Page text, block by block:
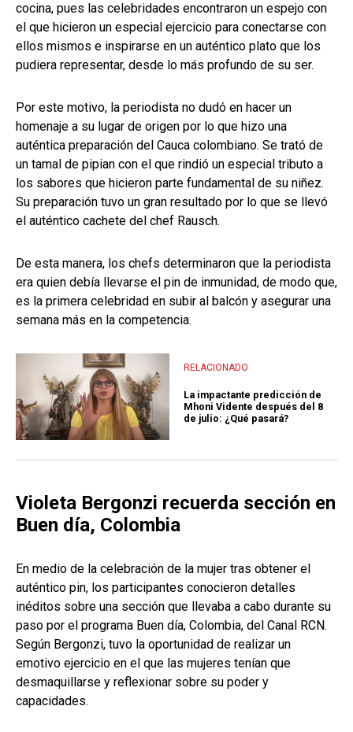
cocina, pues las celebridades encontraron un espejo con
el que hicieron un especial ejercicio para conectarse con
ellos mismos e inspirarse en un auténtico plato que los
pudiera representar, desde lo más profundo de su ser.
Por este motivo, la periodista no dudó en hacer un
homenaje a su lugar de origen por lo que hizo una
auténtica preparación del Cauca colombiano. Se trató de
un tamal de pipian con el que rindió un especial tributo a
los sabores que hicieron parte fundamental de su niñez.
Su preparación tuvo un gran resultado por lo que se llevó
el auténtico cachete del chef Rausch.
De esta manera, los chefs determinaron que la periodista
era quien debía llevarse el pin de inmunidad, de modo que,
es la primera celebridad en subir al balcón y asegurar una
semana más en la competencia.
RELACIONADO
La impactante predicción de
Mhoni Vidente después del 8
de julio: ¿Qué pasará?
Violeta Bergonzi recuerda sección en
Buen día, Colombia
En medio de la celebración de la mujer tras obtener el
auténtico pin, los participantes conocieron detalles
inéditos sobre una sección que llevaba a cabo durante su
paso por el programa Buen día, Colombia, del Canal RCN.
Según Bergonzi, tuvo la oportunidad de realizar un
emotivo ejercicio en el que las mujeres tenían que
desmaquillarse y reflexionar sobre su poder y
capacidades.